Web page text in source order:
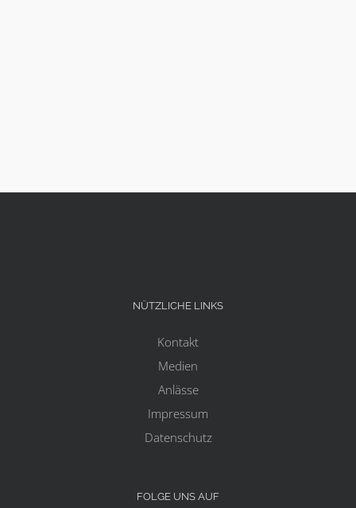
NÜTZLICHE LINKS
Kontakt
Medien
Anlässe
Impressum
Datenschutz
FOLGE UNS AUF